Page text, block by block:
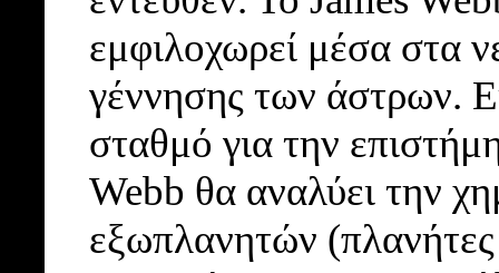
εμφιλοχωρεί μέσα στα
γέννησης των άστρων.
σταθμό για την
Webb θα αναλύει την
εξωπλανητών